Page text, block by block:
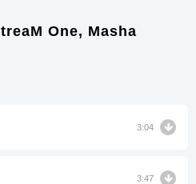
One, Masha
3:04
3:47